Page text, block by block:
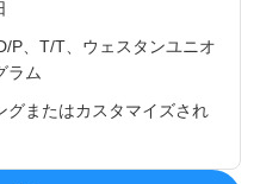
P、T/T、ウェスタンユニオ
ラム
グまたはカスタマイズされ